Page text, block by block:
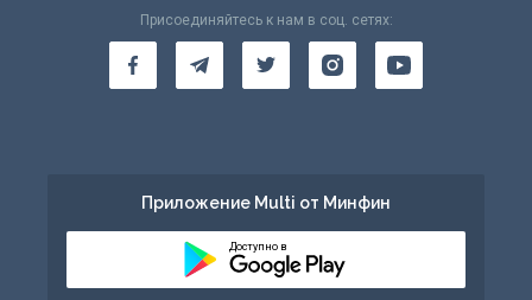
Присоединяйтесь к нам в соц. сетях:
Приложение Multi от Минфин
Доступно в